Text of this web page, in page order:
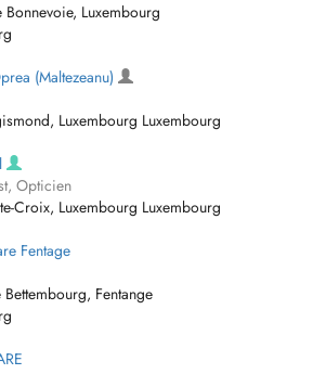
Bonnevoie, Luxembourg
(Maltezeanu)
Luxembourg Luxembourg
Opticien
Croix, Luxembourg Luxembourg
Fentage
Fentange